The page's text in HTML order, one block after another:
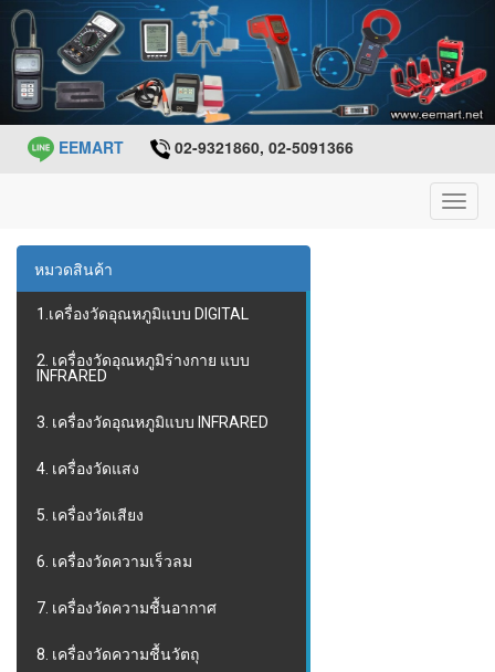
EEMART 02-9321860, 02-5091366
หมวดสินค้า
1.เครื่องวัดอุณหภูมิแบบ DIGITAL
2. เครื่องวัดอุณหภูมิร่างกาย แบบ
INFRARED
3. เครื่องวัดอุณหภูมิแบบ INFRARED
4. เครื่องวัดแสง
5. เครื่องวัดเสียง
6. เครื่องวัดความเร็วลม
7. เครื่องวัดความชื้นอากาศ
8. เครื่องวัดความชื้นวัตถุ